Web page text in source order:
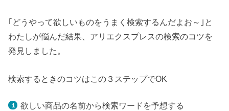
｢どうやって欲しいものをうまく検索するんだよお～｣と
わたしが悩んだ結果、アリエクスプレスの検索のコツを
発見しました。
検索するときのコツはこの３ステップでOK
欲しい商品の名前から検索ワードを予想する